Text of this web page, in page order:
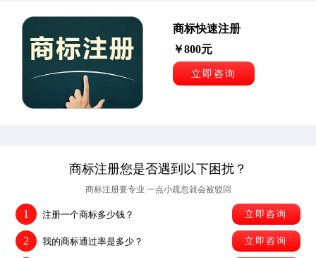
成功查询 三****染 商标
138****8598 多****鸿 商标
177****0585 头****的 商标
139****7812 成功查询
商标快速注册
￥800元
立即咨询
商标注册您是否遇到以下困扰？
商标注册要专业 一点小疏忽就会被驳回
1 注册一个商标多少钱？ 立即咨询
2 我的商标通过率是多少？ 立即咨询